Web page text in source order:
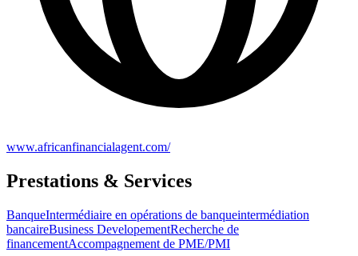
www.africanfinancialagent.com/
Prestations & Services
BanqueIntermédiaire en opérations de banqueintermédiation
bancaireBusiness DevelopementRecherche de
financementAccompagnement de PME/PMI